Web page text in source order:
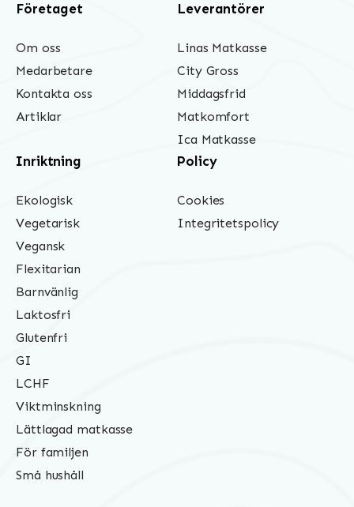
Företaget
Om oss
Medarbetare
Kontakta oss
Artiklar
Leverantörer
Linas Matkasse
City Gross
Middagsfrid
Matkomfort
Ica Matkasse
Inriktning
Ekologisk
Vegetarisk
Vegansk
Flexitarian
Barnvänlig
Laktosfri
Glutenfri
GI
LCHF
Viktminskning
Lättlagad matkasse
För familjen
Små hushåll
Policy
Cookies
Integritetspolicy